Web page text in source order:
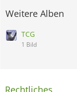
Weitere Alben
TCG
1 Bild
Rechtliches